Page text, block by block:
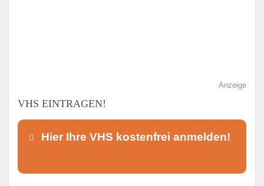
Anzeige
VHS EINTRAGEN!
Hier Ihre VHS kostenfrei anmelden!